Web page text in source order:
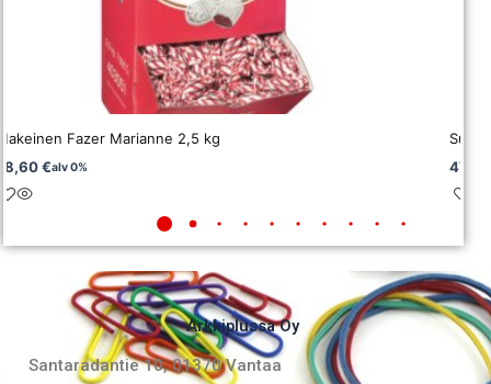
Fazer Marianne 2,5 kg
€alv 0%
47,50
Arkkiplussa Oy
Santaradantie 10, 01370 Vantaa​